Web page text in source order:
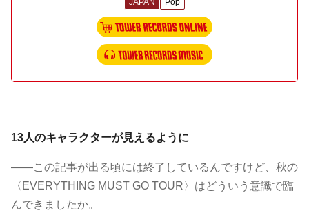
JAPAN Pop
13人のキャラクターが見えるように
――この記事が出る頃には終了しているんですけど、秋の
〈EVERYTHING MUST GO TOUR〉はどういう意識で臨
んできましたか。